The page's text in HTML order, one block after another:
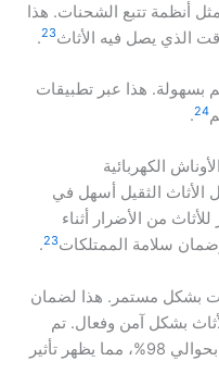
أنظمة تتبع الشحنات. هذا
الذي يصل فيه الأثاث23
.
بسهولة. هذا عبر تطبيقات
24
.
الكهربائية
الأثاث الثقيل أسهل في
من الأضرار أثناء
سلامة الممتلكات23
.
بشكل مستمر. هذا لضمان
بشكل آمن وفعال. تم
تقييم رضا العملاء في بعض الشركات بحوالي 98%، مما يظهر تأثير